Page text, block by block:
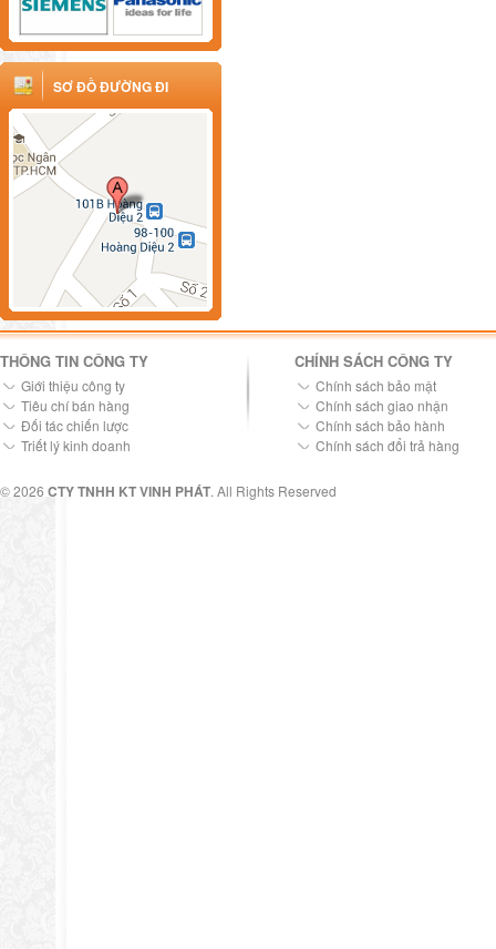
SƠ ĐỒ ĐƯỜNG ĐI
THÔNG TIN CÔNG TY
Giới thiệu công ty
Tiêu chí bán hàng
Đối tác chiến lược
Triết lý kinh doanh
CHÍNH SÁCH CÔNG TY
Chính sách bảo mật
Chính sách giao nhận
Chính sách bảo hành
Chính sách đổi trả hàng
© 2026 CTY TNHH KT VINH PHÁT. All Rights Reserved